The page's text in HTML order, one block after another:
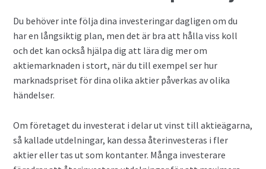
Du behöver inte följa dina investeringar dagligen om du
har en långsiktig plan, men det är bra att hålla viss koll
och det kan också hjälpa dig att lära dig mer om
aktiemarknaden i stort, när du till exempel ser hur
marknadspriset för dina olika aktier påverkas av olika
händelser.
Om företaget du investerat i delar ut vinst till aktieägarna,
så kallade utdelningar, kan dessa återinvesteras i fler
aktier eller tas ut som kontanter. Många investerare